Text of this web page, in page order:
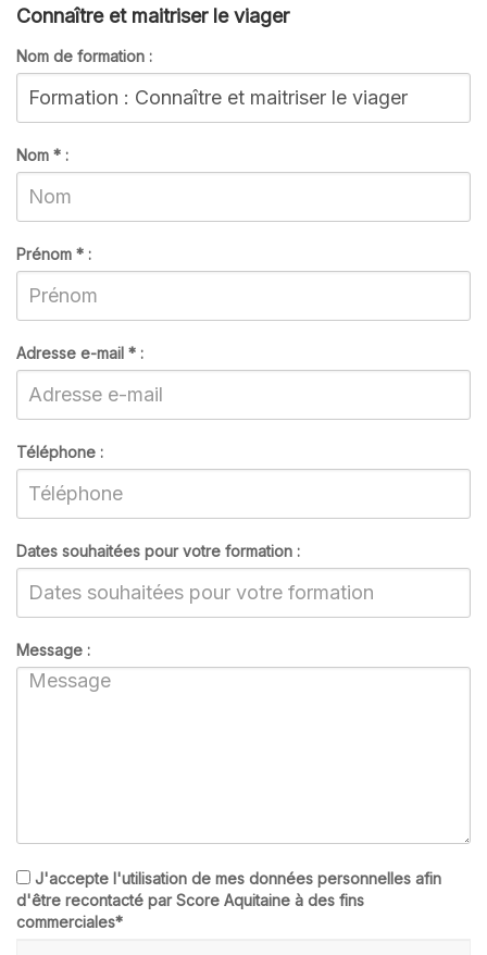
Connaître et maitriser le viager
Nom de formation :
Nom * :
Prénom * :
Adresse e-mail * :
Téléphone :
Dates souhaitées pour votre formation :
Message :
J'accepte l'utilisation de mes données personnelles afin
d'être recontacté par Score Aquitaine à des fins
commerciales*